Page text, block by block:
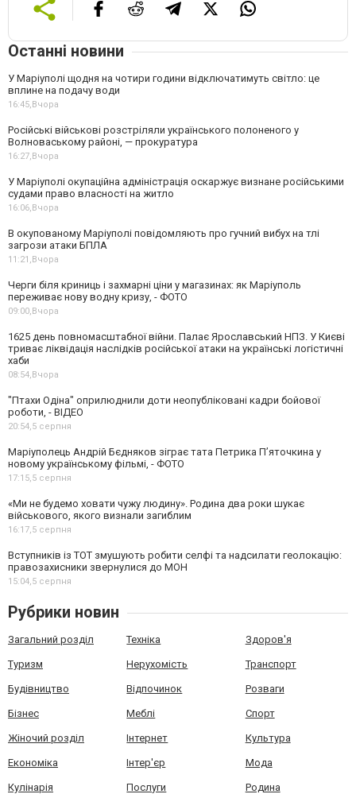
Останні новини
У Маріуполі щодня на чотири години відключатимуть світло: це
вплине на подачу води
16:45,Вчора
Російські військові розстріляли українського полоненого у
Волноваському районі, — прокуратура
16:27,Вчора
У Маріуполі окупаційна адміністрація оскаржує визнане російськими
судами право власності на житло
16:06,Вчора
В окупованому Маріуполі повідомляють про гучний вибух на тлі
загрози атаки БПЛА
11:21,Вчора
Черги біля криниць і захмарні ціни у магазинах: як Маріуполь
переживає нову водну кризу, - ФОТО
09:00,Вчора
1625 день повномасштабної війни. Палає Ярославський НПЗ. У Києві
триває ліквідація наслідків російської атаки на українські логістичні
хаби
08:54,Вчора
"Птахи Одіна" оприлюднили доти неопубліковані кадри бойової
роботи, - ВІДЕО
20:54,5 серпня
Маріуполець Андрій Бєдняков зіграє тата Петрика П’яточкина у
новому українському фільмі, - ФОТО
17:15,5 серпня
«Ми не будемо ховати чужу людину». Родина два роки шукає
військового, якого визнали загиблим
16:17,5 серпня
Вступників із ТОТ змушують робити селфі та надсилати геолокацію:
правозахисники звернулися до МОН
15:04,5 серпня
Рубрики новин
Загальний розділ Техніка Здоров'я
Туризм Нерухомість Транспорт
Будівництво Відпочинок Розваги
Бізнес Меблі Спорт
Жіночий розділ Інтернет Культура
Економіка Інтер'єр Мода
Кулінарія Послуги Родина